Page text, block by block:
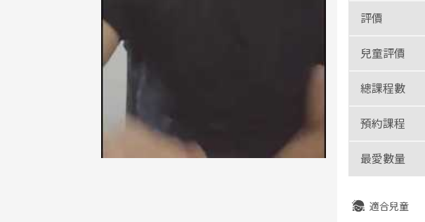
評價
兒童評價
總課程數
預約課程
最愛數量
適合兒童